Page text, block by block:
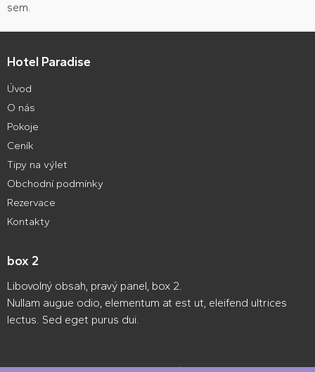
sem.
Hotel Paradise
Úvod
O nás
Pokoje
Ceník
Tipy na výlet
Obchodní podmínky
Rezervace
Kontakty
box 2
Libovolný obsah, pravý panel, box 2.
Nullam augue odio, elementum at est ut, eleifend ultrices
lectus. Sed eget purus dui.